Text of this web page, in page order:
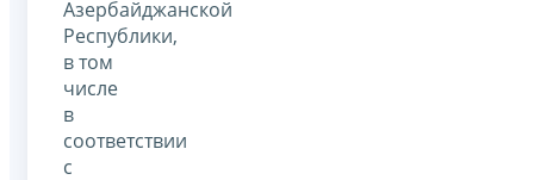
Азербайджанской
Республики,
в том
числе
в
соответствии
с